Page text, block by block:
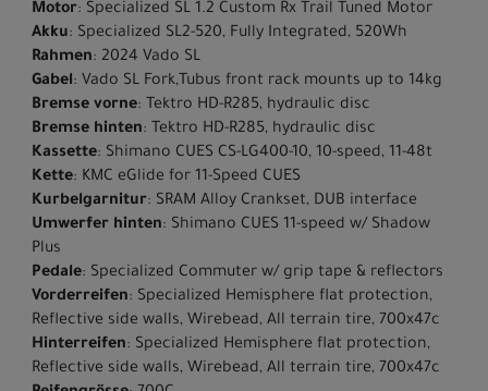
Motor: Specialized SL 1.2 Custom Rx Trail Tuned Motor
Akku: Specialized SL2-520, Fully Integrated, 520Wh
Rahmen: 2024 Vado SL
Gabel: Vado SL Fork,Tubus front rack mounts up to 14kg
Bremse vorne: Tektro HD-R285, hydraulic disc
Bremse hinten: Tektro HD-R285, hydraulic disc
Kassette: Shimano CUES CS-LG400-10, 10-speed, 11-48t
Kette: KMC eGlide for 11-Speed CUES
Kurbelgarnitur: SRAM Alloy Crankset, DUB interface
Umwerfer hinten: Shimano CUES 11-speed w/ Shadow
Plus
Pedale: Specialized Commuter w/ grip tape & reflectors
Vorderreifen: Specialized Hemisphere flat protection,
Reflective side walls, Wirebead, All terrain tire, 700x47c
Hinterreifen: Specialized Hemisphere flat protection,
Reflective side walls, Wirebead, All terrain tire, 700x47c